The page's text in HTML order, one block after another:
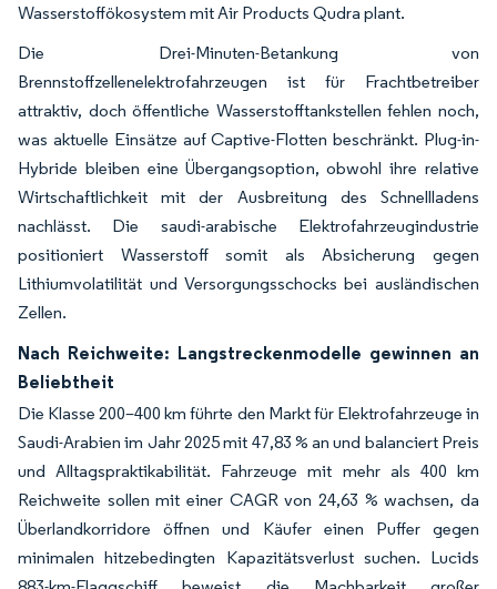
Wasserstoffökosystem mit Air Products Qudra plant.
Die Drei-Minuten-Betankung von
Brennstoffzellenelektrofahrzeugen ist für Frachtbetreiber
attraktiv, doch öffentliche Wasserstofftankstellen fehlen noch,
was aktuelle Einsätze auf Captive-Flotten beschränkt. Plug-in-
Hybride bleiben eine Übergangsoption, obwohl ihre relative
Wirtschaftlichkeit mit der Ausbreitung des Schnellladens
nachlässt. Die saudi-arabische Elektrofahrzeugindustrie
positioniert Wasserstoff somit als Absicherung gegen
Lithiumvolatilität und Versorgungsschocks bei ausländischen
Zellen.
Nach Reichweite: Langstreckenmodelle gewinnen an
Beliebtheit
Die Klasse 200–400 km führte den Markt für Elektrofahrzeuge in
Saudi-Arabien im Jahr 2025 mit 47,83 % an und balanciert Preis
und Alltagspraktikabilität. Fahrzeuge mit mehr als 400 km
Reichweite sollen mit einer CAGR von 24,63 % wachsen, da
Überlandkorridore öffnen und Käufer einen Puffer gegen
minimalen hitzebedingten Kapazitätsverlust suchen. Lucids